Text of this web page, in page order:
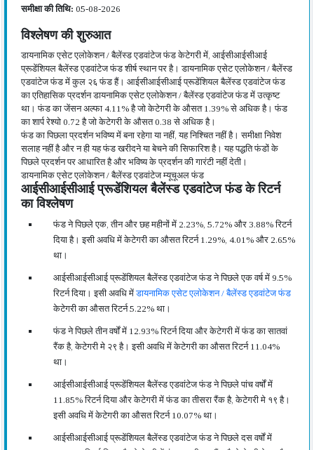
समीक्षा की तिथि: 05-08-2026
विश्लेषण की शुरुआत
डायनामिक एसेट एलोकेशन / बैलेंस्ड एडवांटेज फंड केटेगरी में, आईसीआईसीआई
प्रूडेंशियल बैलेंस्ड एडवांटेज फंड शीर्ष स्थान पर है। डायनामिक एसेट एलोकेशन / बैलेंस्ड
एडवांटेज फंड में कुल २६ फंड हैं। आईसीआईसीआई प्रूडेंशियल बैलेंस्ड एडवांटेज फंड
का एतिहासिक प्रदर्शन डायनामिक एसेट एलोकेशन / बैलेंस्ड एडवांटेज फंड में उत्कृष्ट
था। फंड का जेंसन अल्फा 4.11% है जो केटेगरी के औसत 1.39% से अधिक है। फंड
का शार्प रेश्यो 0.72 है जो केटेगरी के औसत 0.38 से अधिक है।
फंड का पिछला प्रदर्शन भविष्य में बना रहेगा या नहीं, यह निश्चित नहीं है। समीक्षा निवेश
सलाह नहीं है और न ही यह फंड खरीदने या बेचने की सिफारिश है। यह पद्धति फंडों के
पिछले प्रदर्शन पर आधारित है और भविष्य के प्रदर्शन की गारंटी नहीं देती।
डायनामिक एसेट एलोकेशन / बैलेंस्ड एडवांटेज म्यूचूअल फंड
आईसीआईसीआई प्रूडेंशियल बैलेंस्ड एडवांटेज फंड के रिटर्न
का विश्लेषण
फंड ने पिछले एक, तीन और छह महीनों में 2.23%, 5.72% और 3.88% रिटर्न
दिया है। इसी अवधि में केटेगरी का औसत रिटर्न 1.29%, 4.01% और 2.65%
था।
आईसीआईसीआई प्रूडेंशियल बैलेंस्ड एडवांटेज फंड ने पिछले एक वर्ष में 9.5%
रिटर्न दिया। इसी अवधि मेंडायनामिक एसेट एलोकेशन / बैलेंस्ड एडवांटेज फंड
केटेगरी का औसत रिटर्न 5.22% था।
फंड ने पिछले तीन वर्षों में 12.93% रिटर्न दिया और केटेगरी में फंड का सातवां
रैंक है, केटेगरी मे २९ है। इसी अवधि में केटेगरी का औसत रिटर्न 11.04%
था।
आईसीआईसीआई प्रूडेंशियल बैलेंस्ड एडवांटेज फंड ने पिछले पांच वर्षों में
11.85% रिटर्न दिया और केटेगरी में फंड का तीसरा रैंक है, केटेगरी मे १९ है।
इसी अवधि में केटेगरी का औसत रिटर्न 10.07% था।
आईसीआईसीआई प्रूडेंशियल बैलेंस्ड एडवांटेज फंड ने पिछले दस वर्षों में